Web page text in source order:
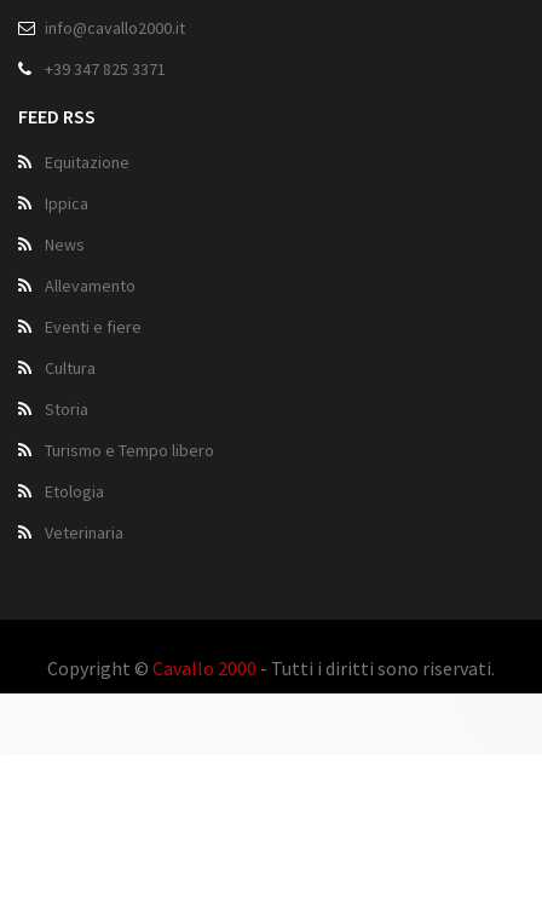
info@cavallo2000.it
+39 347 825 3371
FEED RSS
Equitazione
Ippica
News
Allevamento
Eventi e fiere
Cultura
Storia
Turismo e Tempo libero
Etologia
Veterinaria
Copyright © Cavallo 2000 - Tutti i diritti sono riservati.